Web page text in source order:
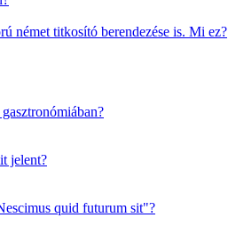
német titkosító berendezése is. Mi ez?
jelent?
quid futurum sit"?